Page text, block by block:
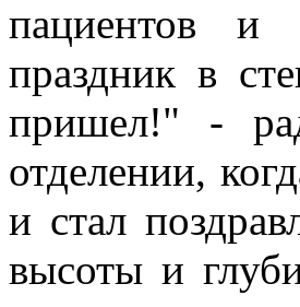
пациентов и
праздник в
пришел!" -
отделении,
и стал
высоты и